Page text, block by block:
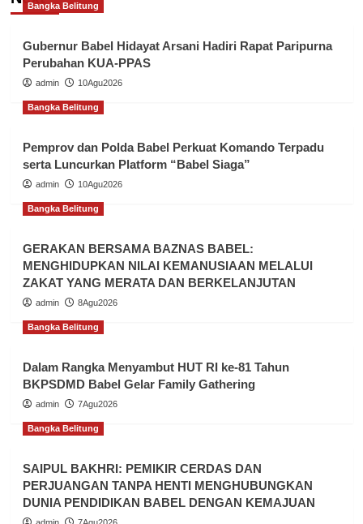
Bangka Belitung
Gubernur Babel Hidayat Arsani Hadiri Rapat Paripurna
Perubahan KUA-PPAS
admin 10Agu2026
Bangka Belitung
Pemprov dan Polda Babel Perkuat Komando Terpadu
serta Luncurkan Platform “Babel Siaga”
admin 10Agu2026
Bangka Belitung
GERAKAN BERSAMA BAZNAS BABEL:
MENGHIDUPKAN NILAI KEMANUSIAAN MELALUI
ZAKAT YANG MERATA DAN BERKELANJUTAN
admin 8Agu2026
Bangka Belitung
Dalam Rangka Menyambut HUT RI ke-81 Tahun
BKPSDMD Babel Gelar Family Gathering
admin 7Agu2026
Bangka Belitung
SAIPUL BAKHRI: PEMIKIR CERDAS DAN
PERJUANGAN TANPA HENTI MENGHUBUNGKAN
DUNIA PENDIDIKAN BABEL DENGAN KEMAJUAN